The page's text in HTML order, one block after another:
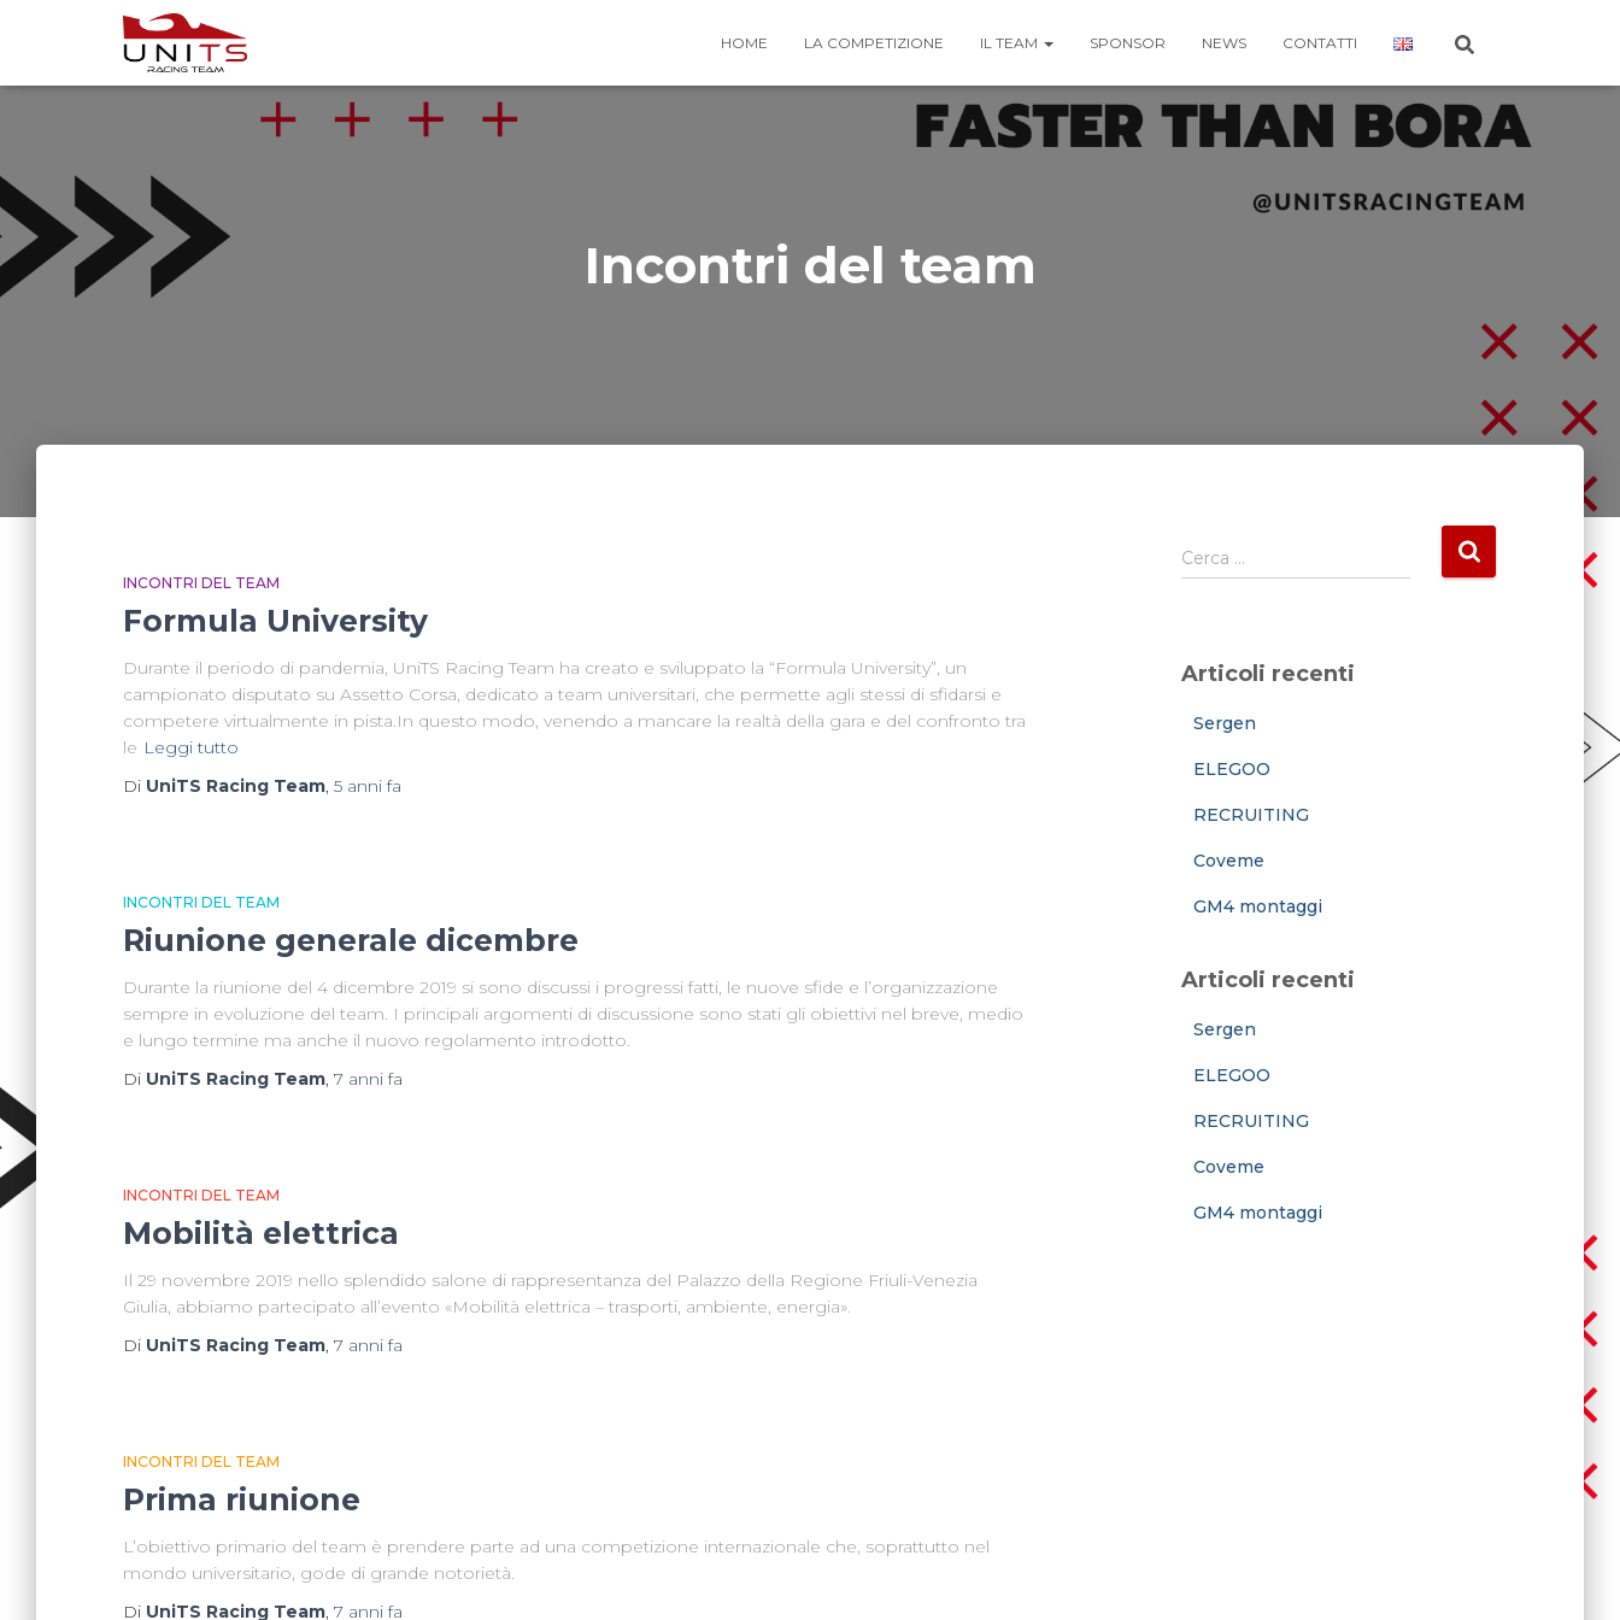
HOME LA COMPETIZIONE IL TEAM SPONSOR NEWS CONTATTI
Incontri del team
INCONTRI DEL TEAM
Formula University
Durante il periodo di pandemia, UniTS Racing Team ha creato e sviluppato la “Formula University”, un
campionato disputato su Assetto Corsa, dedicato a team universitari, che permette agli stessi di sfidarsi e
competere virtualmente in pista.In questo modo, venendo a mancare la realtà della gara e del confronto tra
le Leggi tutto
Di UniTS Racing Team, 5 annifa
INCONTRI DEL TEAM
Riunione generale dicembre
Durante la riunione del 4 dicembre 2019 si sono discussi i progressi fatti, le nuove sfide e l’organizzazione
sempre in evoluzione del team. I principali argomenti di discussione sono stati gli obiettivi nel breve, medio
e lungo termine ma anche il nuovo regolamento introdotto.
Di UniTS Racing Team, 7 annifa
INCONTRI DEL TEAM
Mobilità elettrica
Il 29 novembre 2019 nello splendido salone di rappresentanza del Palazzo della Regione Friuli-Venezia
Giulia, abbiamo partecipato all’evento «Mobilità elettrica – trasporti, ambiente, energia».
Di UniTS Racing Team, 7 annifa
INCONTRI DEL TEAM
Prima riunione
L’obiettivo primario del team è prendere parte ad una competizione internazionale che, soprattutto nel
mondo universitario, gode di grande notorietà.
Di UniTS Racing Team, 7 annifa
R
i
c
Cerca …
Articoli recenti
Sergen
ELEGOO
RECRUITING
Coveme
GM4 montaggi
Articoli recenti
Sergen
ELEGOO
RECRUITING
Coveme
GM4 montaggi